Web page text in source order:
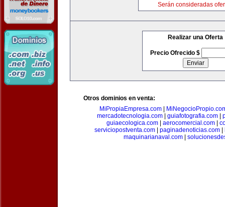
Serán consideradas
Realizar una Oferta
Precio Ofrecido $
Otros dominios en venta:
MiPropiaEmpresa.com
mercadotecnologia.com
guiafotografia.com
guiaecologica.com| aerocomercial.com|
serviciopostventa.com
paginadenoticias.com
maquinarianaval.com|